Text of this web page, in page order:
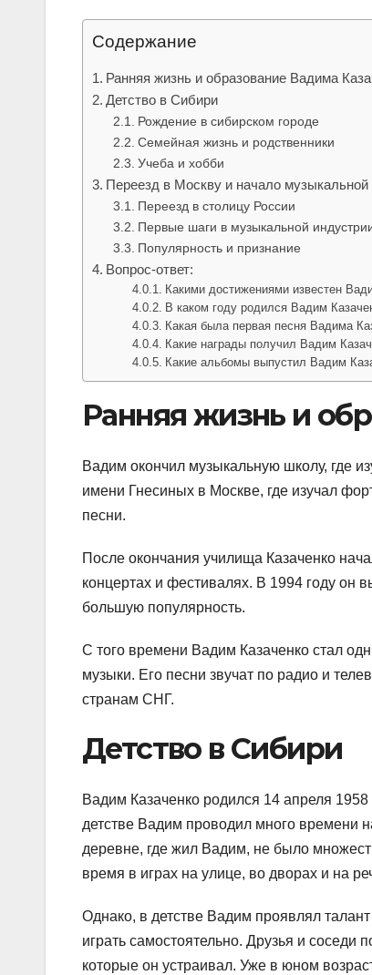
Содержание
Ранняя жизнь и образование Вадима
Детство в Сибири
Рождение в сибирском городе
Семейная жизнь и родственники
Учеба и хобби
Переезд в Москву и начало музыкальной
Переезд в столицу России
Первые шаги в музыкальной
Популярность и признание
Вопрос-ответ:
Какими достижениями известен
В каком году родился Вадим
Какая была первая песня Вадима
Какие награды получил Вадим
Какие альбомы выпустил Вадим
Ранняя жизнь и
Вадим окончил музыкальную школу, где
имени Гнесиных в Москве, где изучал
песни.
После окончания училища Казаченко
концертах и фестивалях. В 1994 году он
большую популярность.
С того времени Вадим Казаченко стал
музыки. Его песни звучат по радио и
странам СНГ.
Детство в Сибири
Вадим Казаченко родился 14 апреля
детстве Вадим проводил много времени
деревне, где жил Вадим, не было
время в играх на улице, во дворах и на
Однако, в детстве Вадим проявлял
играть самостоятельно. Друзья и
которые он устраивал. Уже в юном